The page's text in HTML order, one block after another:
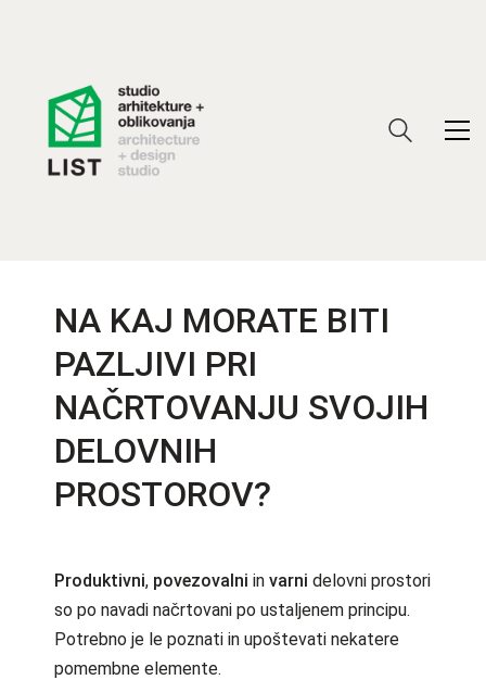
NA KAJ MORATE BITI
PAZLJIVI PRI
NAČRTOVANJU SVOJIH
DELOVNIH
PROSTOROV?
Produktivni, povezovalni in varni delovni prostori
so po navadi načrtovani po ustaljenem principu.
Potrebno je le poznati in upoštevati nekatere
pomembne elemente.